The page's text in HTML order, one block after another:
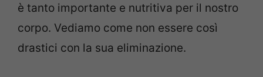
è tanto importante e nutritiva per il nostro
corpo. Vediamo come non essere così
drastici con la sua eliminazione.